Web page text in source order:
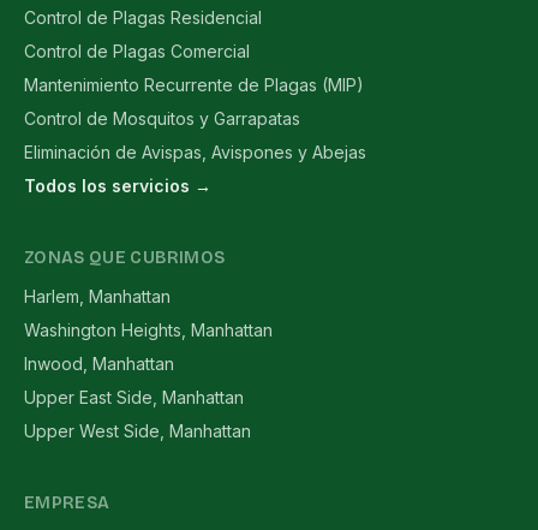
Control de Plagas Residencial
Control de Plagas Comercial
Mantenimiento Recurrente de Plagas (MIP)
Control de Mosquitos y Garrapatas
Eliminación de Avispas, Avispones y Abejas
Todos los servicios →
ZONAS QUE CUBRIMOS
Harlem, Manhattan
Washington Heights, Manhattan
Inwood, Manhattan
Upper East Side, Manhattan
Upper West Side, Manhattan
EMPRESA